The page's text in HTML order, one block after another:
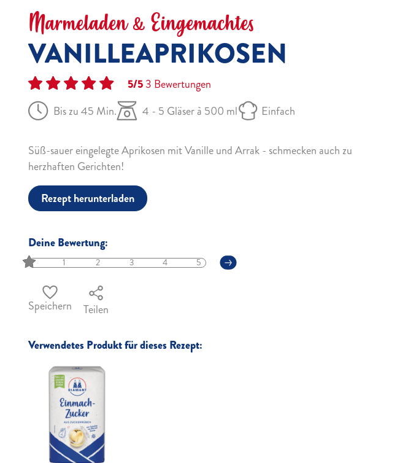
Marmeladen & Eingemachtes
VANILLEAPRIKOSEN
5/53 Bewertungen
Bis zu 45 Min.
4 - 5 Gläser à 500 ml Einfach
Süß-sauer eingelegte Aprikosen mit Vanille und Arrak - schmecken auch zu
herzhaften Gerichten!
Rezept herunterladen
Deine Bewertung:
1 2 3 4 5
Speichern Teilen
Verwendetes Produkt für dieses Rezept: